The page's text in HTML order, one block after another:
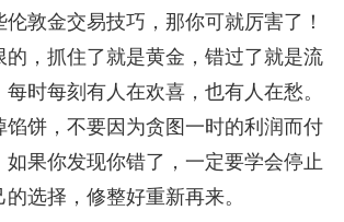
敦金交易技巧，那你可就厉害了！
，抓住了就是黄金，错过了就是流
时每刻有人在欢喜，也有人在愁。
馅饼，不要因为贪图一时的利润而付
果你发现你错了，一定要学会停止
选择，修整好重新再来。